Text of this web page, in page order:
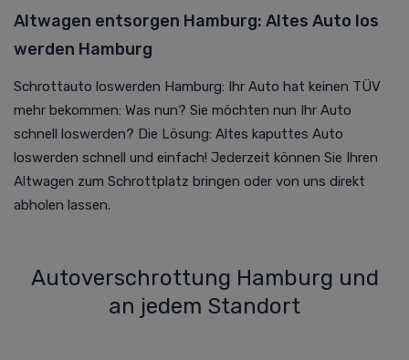
Altwagen entsorgen Hamburg: Altes Auto los
werden Hamburg
Schrottauto loswerden Hamburg: Ihr Auto hat keinen TÜV
mehr bekommen: Was nun? Sie möchten nun Ihr Auto
schnell loswerden? Die Lösung: Altes kaputtes Auto
loswerden schnell und einfach! Jederzeit können Sie Ihren
Altwagen zum Schrottplatz bringen oder von uns direkt
abholen lassen.
Autoverschrottung Hamburg und
an jedem Standort